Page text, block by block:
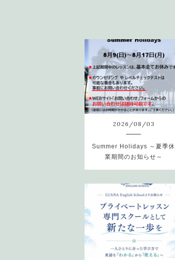
2026 /08 /03
Summer Holidays ～夏季休
業期間のお知らせ～